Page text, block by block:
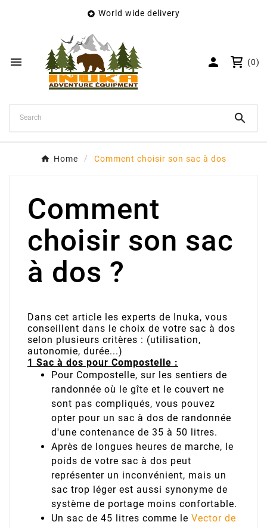
 World wide delivery
  (0)

Home Comment choisir son sac à dos
Comment
choisir son sac
à dos ?
Dans cet article les experts de Inuka, vous
conseillent dans le choix de votre sac à dos
selon plusieurs critères : (utilisation,
autonomie, durée...)
1 Sac à dos pour Compostelle :
Pour Compostelle, sur les sentiers de
randonnée où le gîte et le couvert ne
sont pas compliqués, vous pouvez
opter pour un sac à dos de randonnée
d'une contenance de 35 à 50 litres.
Après de longues heures de marche, le
poids de votre sac à dos peut
représenter un inconvénient, mais un
sac trop léger est aussi synonyme de
système de portage moins confortable.
Un sac de 45 litres comme le Vector de
Wishlist name